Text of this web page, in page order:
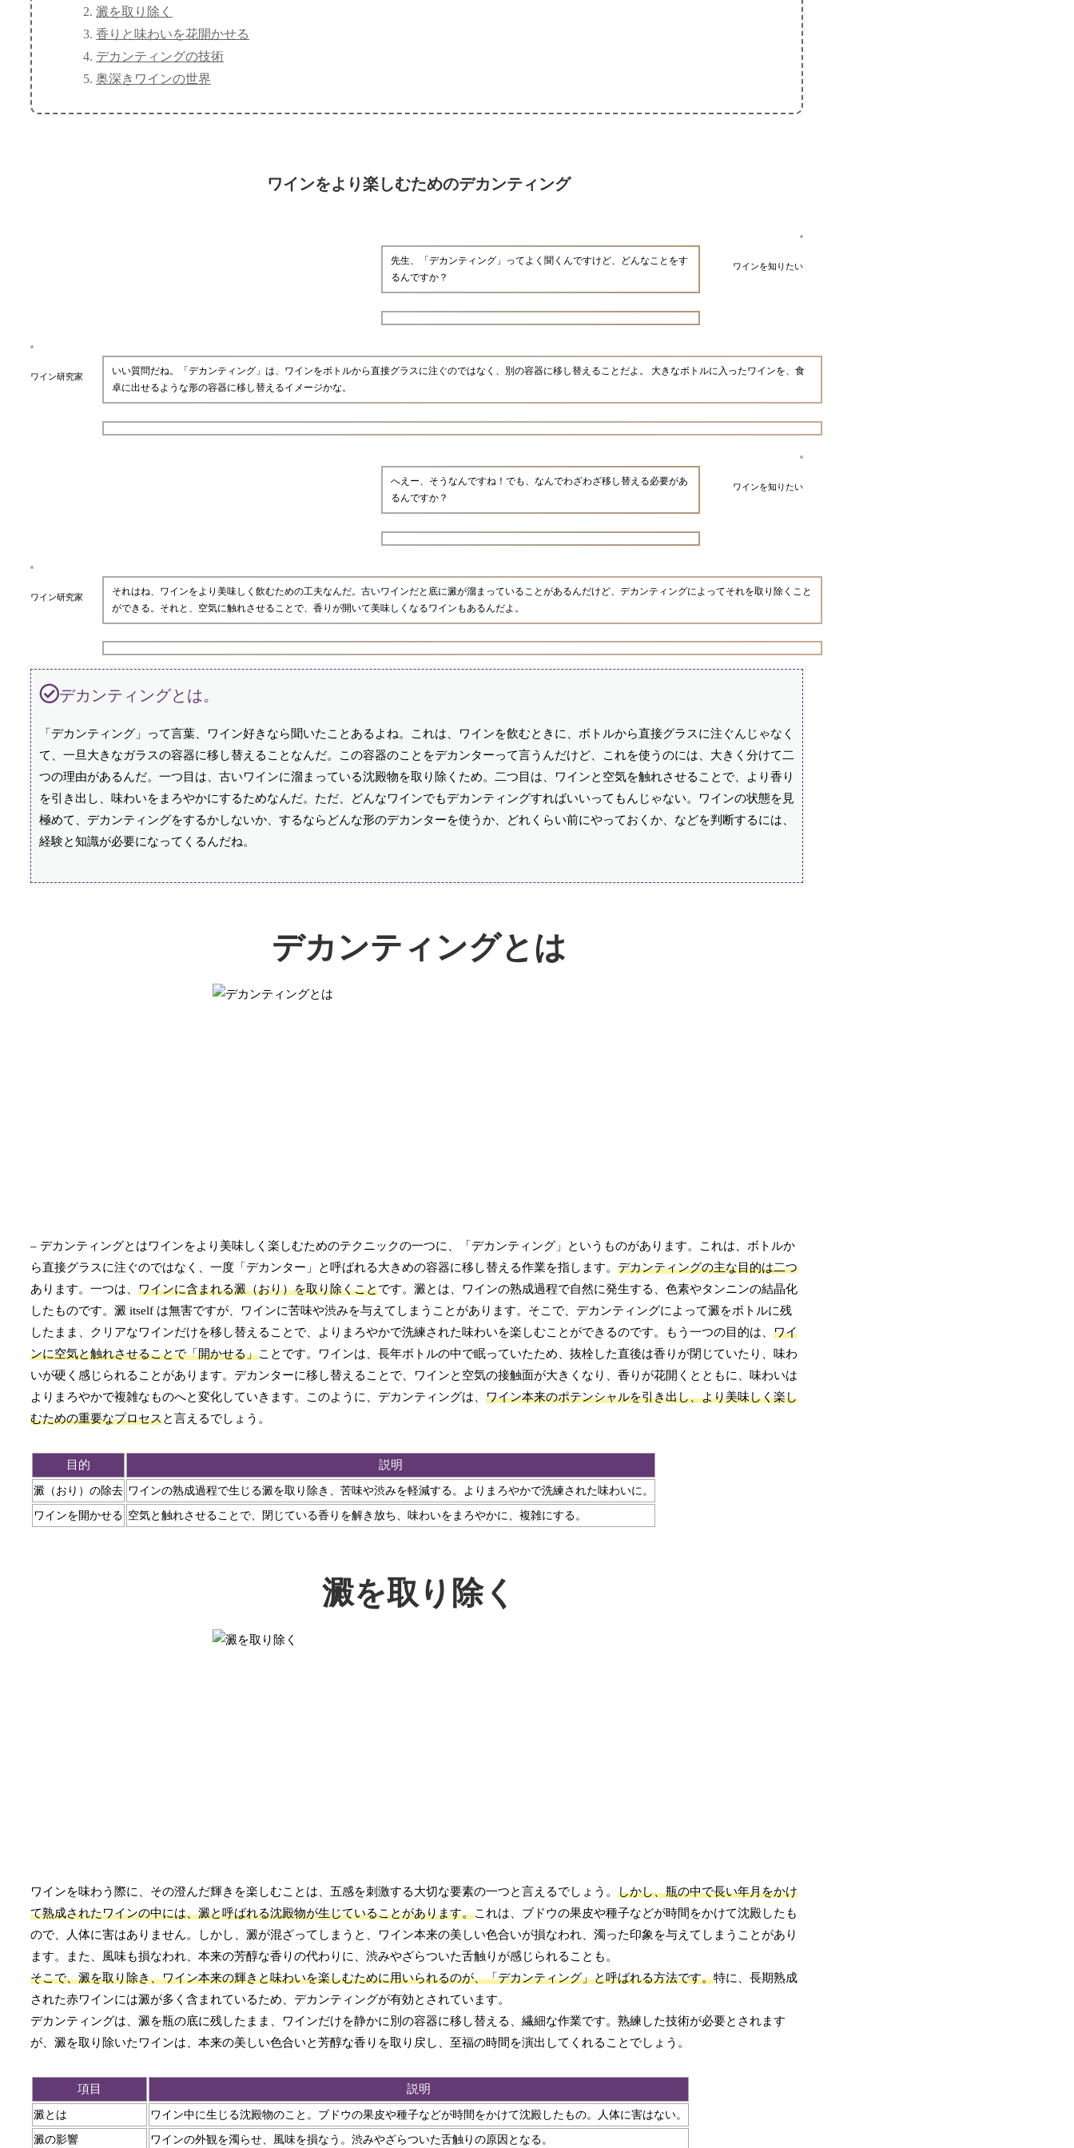
澱を取り除く
香りと味わいを花開かせる
デカンティングの技術
奥深きワインの世界
ワインをより楽しむためのデカンティング
ワインを知りたい
先生、「デカンティング」ってよく聞くんですけど、どんなことをす
るんですか？
ワイン研究家
いい質問だね。「デカンティング」は、ワインをボトルから直接グラスに注ぐのではなく、別の容器に移し替えることだよ。 大きなボトルに入ったワインを、食
卓に出せるような形の容器に移し替えるイメージかな。
ワインを知りたい
へえー、そうなんですね！でも、なんでわざわざ移し替える必要があ
るんですか？
ワイン研究家
それはね、ワインをより美味しく飲むための工夫なんだ。古いワインだと底に澱が溜まっていることがあるんだけど、デカンティングによってそれを取り除くこと
ができる。それと、空気に触れさせることで、香りが開いて美味しくなるワインもあるんだよ。
デカンティングとは。
「デカンティング」って言葉、ワイン好きなら聞いたことあるよね。これは、ワインを飲むときに、ボトルから直接グラスに注ぐんじゃなく
て、一旦大きなガラスの容器に移し替えることなんだ。この容器のことをデカンターって言うんだけど、これを使うのには、大きく分けて二
つの理由があるんだ。一つ目は、古いワインに溜まっている沈殿物を取り除くため。二つ目は、ワインと空気を触れさせることで、より香り
を引き出し、味わいをまろやかにするためなんだ。ただ、どんなワインでもデカンティングすればいいってもんじゃない。ワインの状態を見
極めて、デカンティングをするかしないか、するならどんな形のデカンターを使うか、どれくらい前にやっておくか、などを判断するには、
経験と知識が必要になってくるんだね。
デカンティングとは
– デカンティングとはワインをより美味しく楽しむためのテクニックの一つに、「デカンティング」というものがあります。これは、ボトルか
ら直接グラスに注ぐのではなく、一度「デカンター」と呼ばれる大きめの容器に移し替える作業を指します。 デカンティングの主な目的は二つ
あります。一つは、 ワインに含まれる澱（おり）を取り除くことです。澱とは、ワインの熟成過程で自然に発生する、色素やタンニンの結晶化
したものです。澱 itself は無害ですが、ワインに苦味や渋みを与えてしまうことがあります。そこで、デカンティングによって澱をボトルに残
したまま、クリアなワインだけを移し替えることで、よりまろやかで洗練された味わいを楽しむことができるのです。もう一つの目的は、 ワイ
ンに空気と触れさせることで「開かせる」ことです。ワインは、長年ボトルの中で眠っていたため、抜栓した直後は香りが閉じていたり、味わ
いが硬く感じられることがあります。デカンターに移し替えることで、ワインと空気の接触面が大きくなり、香りが花開くとともに、味わいは
よりまろやかで複雑なものへと変化していきます。このように、デカンティングは、 ワイン本来のポテンシャルを引き出し、より美味しく楽し
むための重要なプロセスと言えるでしょう。
目的 説明
澱（おり）の除去 ワインの熟成過程で生じる澱を取り除き、苦味や渋みを軽減する。よりまろやかで洗練された味わいに。
ワインを開かせる 空気と触れさせることで、閉じている香りを解き放ち、味わいをまろやかに、複雑にする。
澱を取り除く
ワインを味わう際に、その澄んだ輝きを楽しむことは、五感を刺激する大切な要素の一つと言えるでしょう。 しかし、瓶の中で長い年月をかけ
て熟成されたワインの中には、澱と呼ばれる沈殿物が生じていることがあります。これは、ブドウの果皮や種子などが時間をかけて沈殿したも
ので、人体に害はありません。しかし、澱が混ざってしまうと、ワイン本来の美しい色合いが損なわれ、濁った印象を与えてしまうことがあり
ます。また、風味も損なわれ、本来の芳醇な香りの代わりに、渋みやざらついた舌触りが感じられることも。
そこで、澱を取り除き、ワイン本来の輝きと味わいを楽しむために用いられるのが、「デカンティング」と呼ばれる方法です。特に、長期熟成
された赤ワインには澱が多く含まれているため、デカンティングが有効とされています。
デカンティングは、澱を瓶の底に残したまま、ワインだけを静かに別の容器に移し替える、繊細な作業です。熟練した技術が必要とされます
が、澱を取り除いたワインは、本来の美しい色合いと芳醇な香りを取り戻し、至福の時間を演出してくれることでしょう。
項目 説明
澱とは ワイン中に生じる沈殿物のこと。ブドウの果皮や種子などが時間をかけて沈殿したもの。人体に害はない。
澱の影響 ワインの外観を濁らせ、風味を損なう。渋みやざらついた舌触りの原因となる。